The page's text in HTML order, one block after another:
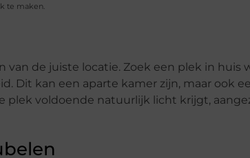
te maken.
de juiste locatie. Zoek een plek in huis
Dit kan een aparte kamer zijn, maar ook
plek voldoende natuurlijk licht krijgt,